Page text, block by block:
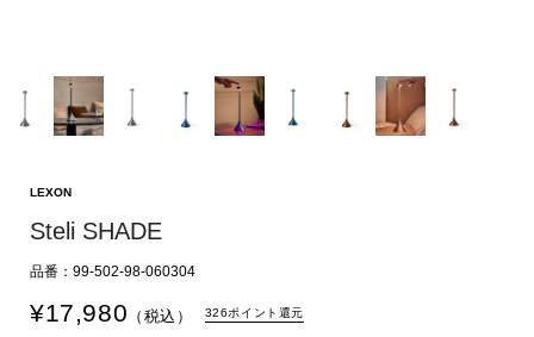
LEXON
Steli SHADE
品番：99-502-98-060304
¥17,980 （税込） 326ポイント還元